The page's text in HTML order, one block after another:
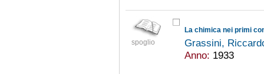
spoglio
La chimica nei primi
Grassini,
Anno: 1933